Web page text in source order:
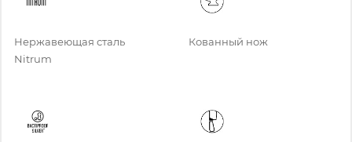
Нержавеющая сталь
Nitrum
Кованный нож